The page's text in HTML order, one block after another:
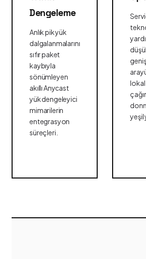
Dengeleme
Anlık pik yük
dalgalanmalarını
sıfır paket
kaybıyla
sönümleyen
akıllı Anycast
yük dengeleyici
mimarilerin
entegrasyon
süreçleri.
yeşil